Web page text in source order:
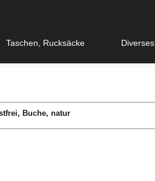
Taschen, Rucksäcke Diverses
Buche, natur